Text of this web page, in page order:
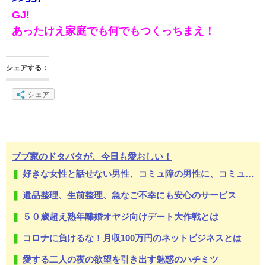
GJ!
あったけえ家庭でも何でもつくっちまえ！
シェアする：
シェア
ブブ家のドタバタが、今日も愛おしい！
好きな女性と話せない男性、コミュ障の男性に、コミュ力向上セラピー講座
遺品整理、生前整理、急なご不幸にも安心のサービス
５０歳超え熟年離婚オヤジ向けデート大作戦とは
コロナに負けるな！月収100万円のネットビジネスとは
愛する二人の夜の欲望を引き出す魅惑のハチミツ